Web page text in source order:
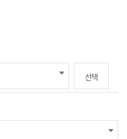
선택